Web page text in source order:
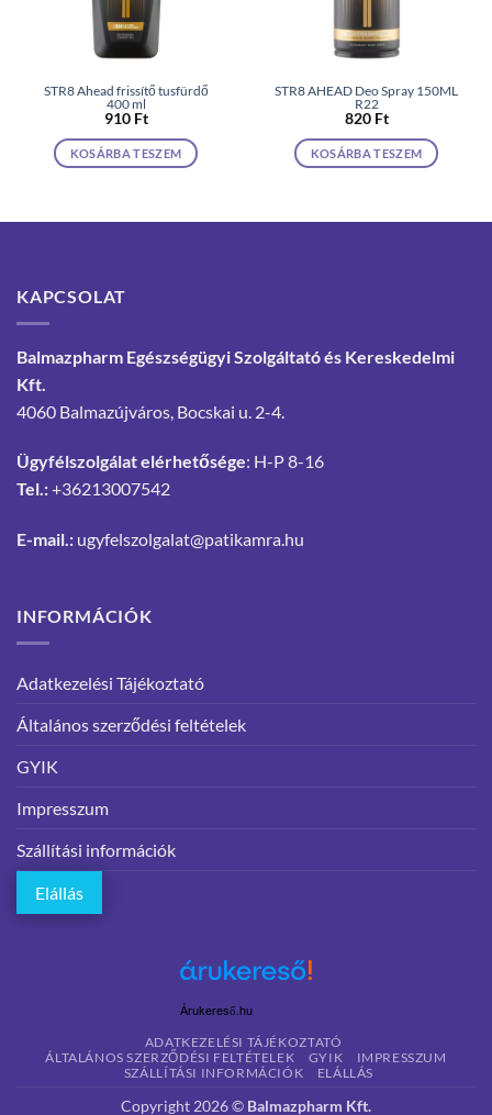
STR8 Ahead frissítő tusfürdő
400 ml
910 Ft
KOSÁRBA TESZEM
STR8 AHEAD Deo Spray 150ML
R22
820 Ft
KOSÁRBA TESZEM
KAPCSOLAT
Balmazpharm Egészségügyi Szolgáltató és Kereskedelmi
Kft.
4060 Balmazújváros, Bocskai u. 2-4.
Ügyfélszolgálat elérhetősége: H-P 8-16
Tel.:+36213007542
E-mail.: ugyfelszolgalat@patikamra.hu
INFORMÁCIÓK
Adatkezelési Tájékoztató
Általános szerződési feltételek
GYIK
Impresszum
Szállítási információk
Elállás
Árukereső.hu
ADATKEZELÉSI TÁJÉKOZTATÓ
ÁLTALÁNOS SZERZŐDÉSI FELTÉTELEK
GYIK
IMPRESSZUM
SZÁLLÍTÁSI INFORMÁCIÓK
ELÁLLÁS
Copyright 2026 © Balmazpharm Kft.